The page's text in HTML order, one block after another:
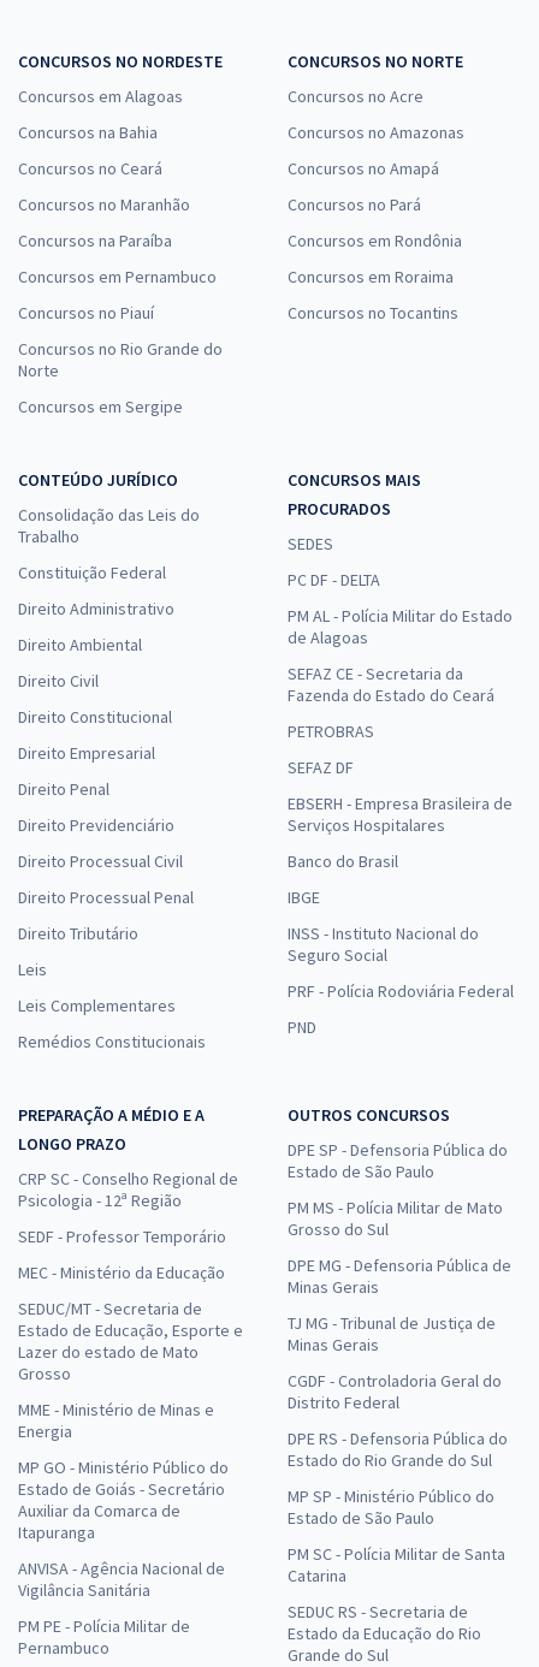
CONCURSOS NO NORDESTE
Concursos em Alagoas
Concursos na Bahia
Concursos no Ceará
Concursos no Maranhão
Concursos na Paraíba
Concursos em Pernambuco
Concursos no Piauí
Concursos no Rio Grande do
Norte
Concursos em Sergipe
CONCURSOS NO NORTE
Concursos no Acre
Concursos no Amazonas
Concursos no Amapá
Concursos no Pará
Concursos em Rondônia
Concursos em Roraima
Concursos no Tocantins
CONTEÚDO JURÍDICO
Consolidação das Leis do
Trabalho
Constituição Federal
Direito Administrativo
Direito Ambiental
Direito Civil
Direito Constitucional
Direito Empresarial
Direito Penal
Direito Previdenciário
Direito Processual Civil
Direito Processual Penal
Direito Tributário
Leis
Leis Complementares
Remédios Constitucionais
CONCURSOS MAIS
PROCURADOS
SEDES
PC DF - DELTA
PM AL - Polícia Militar do Estado
de Alagoas
SEFAZ CE - Secretaria da
Fazenda do Estado do Ceará
PETROBRAS
SEFAZ DF
EBSERH - Empresa Brasileira de
Serviços Hospitalares
Banco do Brasil
IBGE
INSS - Instituto Nacional do
Seguro Social
PRF - Polícia Rodoviária Federal
PND
PREPARAÇÃO A MÉDIO E A
LONGO PRAZO
CRP SC - Conselho Regional de
Psicologia - 12ª Região
SEDF - Professor Temporário
MEC - Ministério da Educação
SEDUC/MT - Secretaria de
Estado de Educação, Esporte e
Lazer do estado de Mato
Grosso
MME - Ministério de Minas e
Energia
MP GO - Ministério Público do
Estado de Goiás - Secretário
Auxiliar da Comarca de
Itapuranga
ANVISA - Agência Nacional de
Vigilância Sanitária
PM PE - Polícia Militar de
Pernambuco
OUTROS CONCURSOS
DPE SP - Defensoria Pública do
Estado de São Paulo
PM MS - Polícia Militar de Mato
Grosso do Sul
DPE MG - Defensoria Pública de
Minas Gerais
TJ MG - Tribunal de Justiça de
Minas Gerais
CGDF - Controladoria Geral do
Distrito Federal
DPE RS - Defensoria Pública do
Estado do Rio Grande do Sul
MP SP - Ministério Público do
Estado de São Paulo
PM SC - Polícia Militar de Santa
Catarina
SEDUC RS - Secretaria de
Estado da Educação do Rio
Grande do Sul